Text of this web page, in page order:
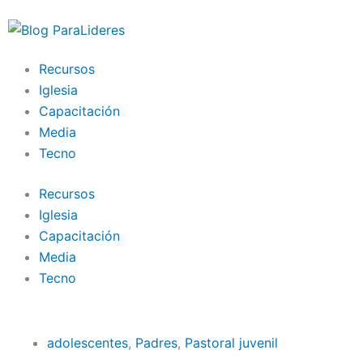
al
Recursos
Iglesia
Capacitación
Media
Tecno
Recursos
Iglesia
Capacitación
Media
Tecno
adolescentes, Padres, Pastoral juvenil